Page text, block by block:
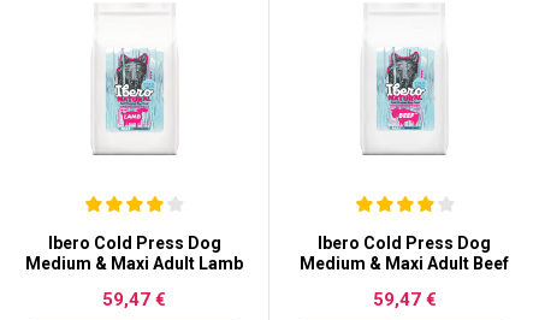
Ibero Cold Press Dog
Medium & Maxi Adult Lamb
59,47 €
Ibero Cold Press Dog
Medium & Maxi Adult Beef
59,47 €